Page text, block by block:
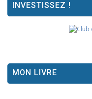
INVESTISSEZ !
MON LIVRE